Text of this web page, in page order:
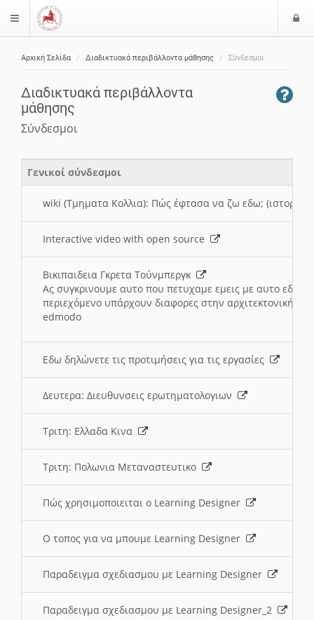
$langMenu
Αρχική Σελίδα Διαδικτυακά περιβάλλοντα μάθησης Σύνδεσμοι
Διαδικτυακά περιβάλλοντα
μάθησης
Σύνδεσμοι
Γενικοί σύνδεσμοι
wiki (Τμηματα Κολλια): Πώς έφτασα να ζω εδω; (ιστορια)
Interactive video with open source
Βικιπαιδεια Γκρετα Τούνμπεργκ
Ας συγκρινουμε αυτο που πετυχαμε εμεις με αυτο εδω
περιεχόμενο υπάρχουν διαφορες στην αρχιτεκτονική
edmodo
Εδω δηλώνετε τις προτιμήσεις για τις εργασίες
Δευτερα: Διευθυνσεις ερωτηματολογιων
Τριτη: Ελλαδα Κινα
Τριτη: Πολωνια Μεταναστευτικο
Πώς χρησιμοποιειται ο Learning Designer
O τοπος για να μπουμε Learning Designer
Παραδειγμα σχεδιασμου με Learning Designer
Παραδειγμα σχεδιασμου με Learning Designer_2